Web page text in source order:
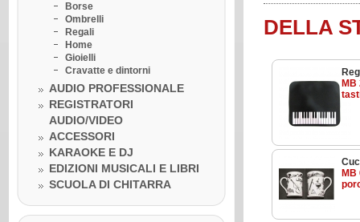
Borse
Ombrelli
Regali
Home
Gioielli
Cravatte e dintorni
AUDIO PROFESSIONALE
REGISTRATORI
AUDIO/VIDEO
ACCESSORI
KARAOKE E DJ
EDIZIONI MUSICALI E LIBRI
SCUOLA DI CHITARRA
Venerdì 10 luglio 2020
LA BOTTEGA DELLA MUSICA
INCONTRA...I GRANDI DELLA
MUSICA
Venerdì 10 luglio 2020
Lezione ukulele in Omaggio
DELLA
MB
MB